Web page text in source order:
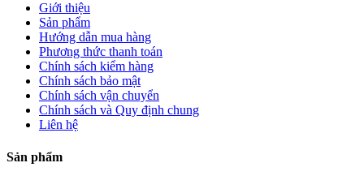
Giới thiệu
Sản phẩm
Hướng dẫn mua hàng
Phương thức thanh toán
Chính sách kiểm hàng
Chính sách bảo mật
Chính sách vận chuyển
Chính sách và Quy định chung
Liên hệ
Sản phẩm